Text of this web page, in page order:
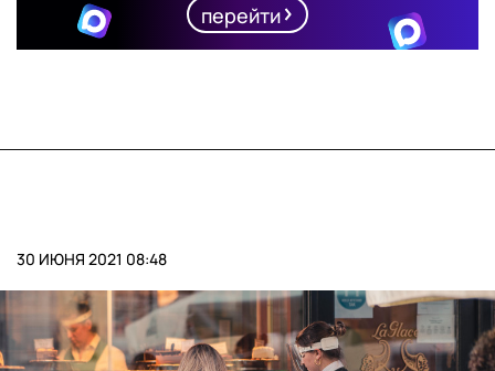
перейти
30 ИЮНЯ 2021 08:48